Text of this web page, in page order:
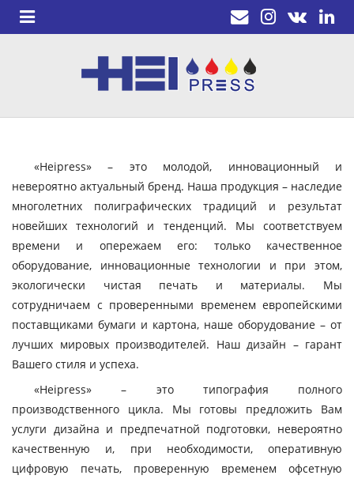
«Heipress» – это молодой, инновационный и
невероятно актуальный бренд. Наша продукция – наследие
многолетних полиграфических традиций и результат
новейших технологий и тенденций. Мы соответствуем
времени и опережаем его: только качественное
оборудование, инновационные технологии и при этом,
экологически чистая печать и материалы. Мы
сотрудничаем с проверенными временем европейскими
поставщиками бумаги и картона, наше оборудование – от
лучших мировых производителей. Наш дизайн – гарант
Вашего стиля и успеха.
«Heipress» – это типография полного
производственного цикла. Мы готовы предложить Вам
услуги дизайна и предпечатной подготовки, невероятно
качественную и, при необходимости, оперативную
цифровую печать, проверенную временем офсетную